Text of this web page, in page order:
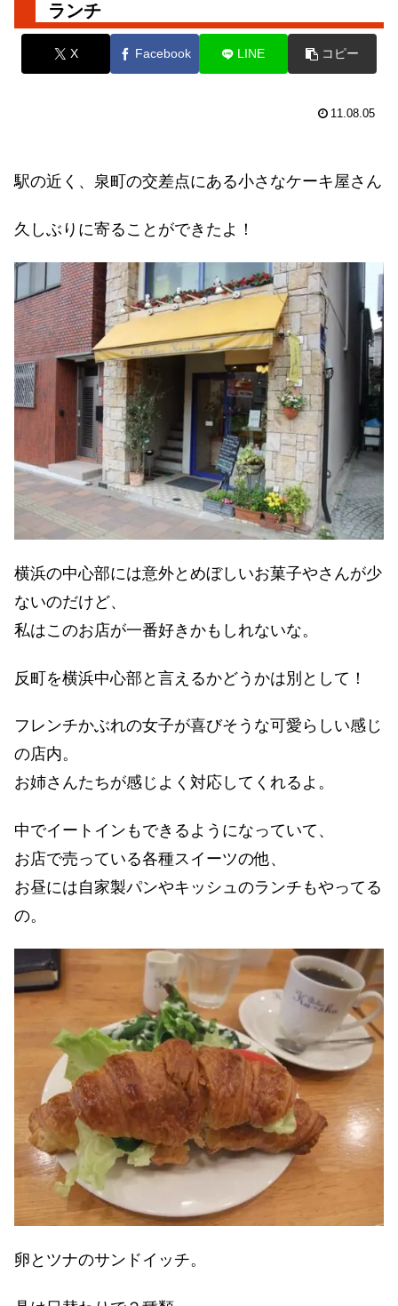
ランチ
X Facebook LINE コピー
11.08.05
駅の近く、泉町の交差点にある小さなケーキ屋さん
久しぶりに寄ることができたよ！
横浜の中心部には意外とめぼしいお菓子やさんが少
ないのだけど、
私はこのお店が一番好きかもしれないな。
反町を横浜中心部と言えるかどうかは別として！
フレンチかぶれの女子が喜びそうな可愛らしい感じ
の店内。
お姉さんたちが感じよく対応してくれるよ。
中でイートインもできるようになっていて、
お店で売っている各種スイーツの他、
お昼には自家製パンやキッシュのランチもやってる
の。
卵とツナのサンドイッチ。